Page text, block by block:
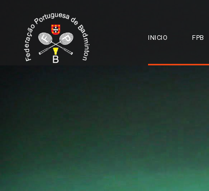
INICIO FPB